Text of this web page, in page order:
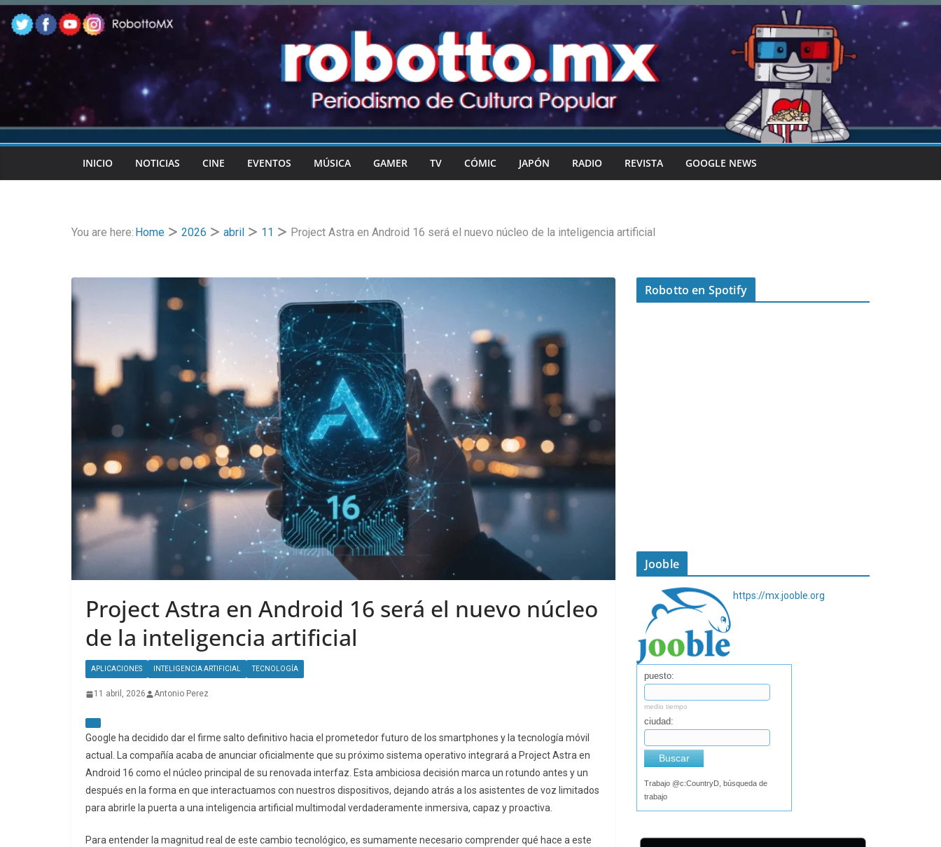
Skip
to
content
INICIO NOTICIAS CINE EVENTOS MÚSICA GAMER TV CÓMIC JAPÓN RADIO REVISTA GOOGLE NEWS
You are here: Home 2026 abril 11 Project Astra en Android 16 será el nuevo núcleo de la inteligencia artificial
Project Astra en Android 16 será el nuevo núcleo
de la inteligencia artificial
APLICACIONES INTELIGENCIA ARTIFICIAL TECNOLOGÍA
11 abril, 2026 Antonio Perez
Google ha decidido dar el firme salto definitivo hacia el prometedor futuro de los smartphones y la tecnología móvil
actual. La compañía acaba de anunciar oficialmente que su próximo sistema operativo integrará a Project Astra en
Android 16 como el núcleo principal de su renovada interfaz. Esta ambiciosa decisión marca un rotundo antes y un
después en la forma en que interactuamos con nuestros dispositivos, dejando atrás a los asistentes de voz limitados
para abrirle la puerta a una inteligencia artificial multimodal verdaderamente inmersiva, capaz y proactiva.
Para entender la magnitud real de este cambio tecnológico, es sumamente necesario comprender qué hace a este
Robotto en Spotify
Jooble
https://mx.jooble.org
puesto:
medio tiempo
ciudad:
Buscar
Trabajo @c:CountryD, búsqueda de
trabajo